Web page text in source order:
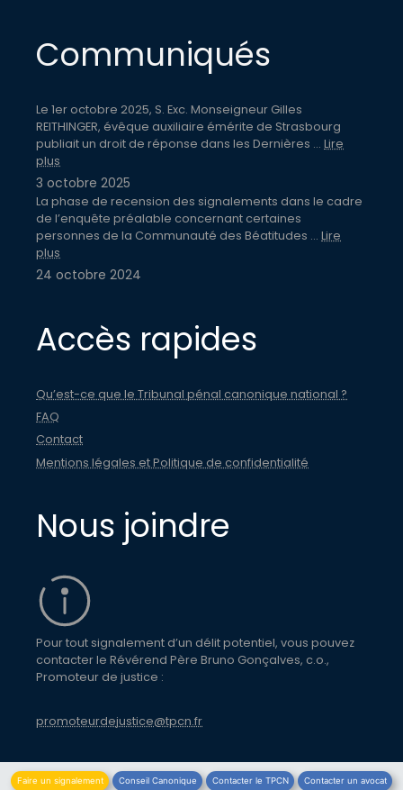
Communiqués
Le 1er octobre 2025, S. Exc. Monseigneur Gilles
REITHINGER, évêque auxiliaire émérite de Strasbourg
publiait un droit de réponse dans les Dernières ... Lire
plus
3 octobre 2025
La phase de recension des signalements dans le cadre
de l’enquête préalable concernant certaines
personnes de la Communauté des Béatitudes ... Lire
plus
24 octobre 2024
Accès rapides
Qu’est-ce que le Tribunal pénal canonique national ?
FAQ
Contact
Mentions légales et Politique de confidentialité
Nous joindre
Pour tout signalement d’un délit potentiel, vous pouvez
contacter le Révérend Père Bruno Gonçalves, c.o.,
Promoteur de justice :
promoteurdejustice@tpcn.fr
Faire un signalement Conseil Canonique Contacter le TPCN Contacter un avocat